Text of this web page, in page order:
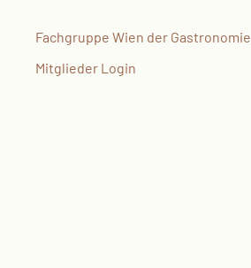
Fachgruppe Wien der Gastronomie
Mitglieder Login